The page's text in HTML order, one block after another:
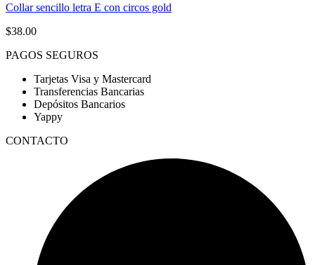
Collar sencillo letra E con circos gold
$38.00
PAGOS SEGUROS
Tarjetas Visa y Mastercard
Transferencias Bancarias
Depósitos Bancarios
Yappy
CONTACTO